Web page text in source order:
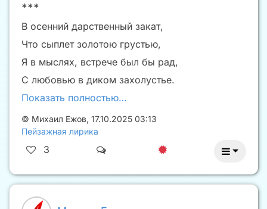
***
В осенний дарственный закат,
Что сыплет золотою грустью,
Я в мыслях, встрече был бы рад,
С любовью в диком захолустье.
Показать полностью…
© Михаил Ежов, 17.10.2025 03:13
Пейзажная лирика
3